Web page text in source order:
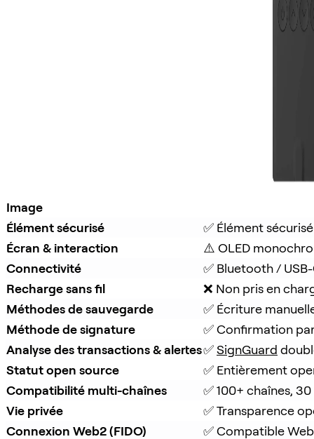
Image
Élément sécurisé
✅ Élément
Écran & interaction
⚠️ OLED
Connectivité
✅ Bluetooth /
Recharge sans fil
❌ Non pris en
Méthodes de sauvegarde
✅ Écriture
Méthode de signature
✅ Confirmation
Analyse des transactions & alertes✅ SignGuard
Statut open source
✅ Entièrement
Compatibilité multi-chaînes
✅ 100+ chaînes,
Vie privée
✅ Transparence
Connexion Web2 (FIDO)
✅ Compatible